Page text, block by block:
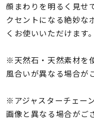
コレクション
リングサイズ
メンズ
リングサイズ
顔まわりを明るく見せ
クセントになる絶妙な
くお使いいただけます。
※天然石・天然素材を
風合いが異なる場合が
※アジャスターチェー
画像と異なる場合がご